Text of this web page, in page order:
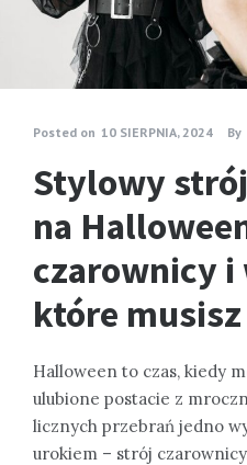
Posted on 10 SIERPNIA, 2024 By
Stylowy
na
czarownicy i
które
Halloween to czas, kiedy
ulubione postacie z
licznych przebrań jedno
urokiem – strój